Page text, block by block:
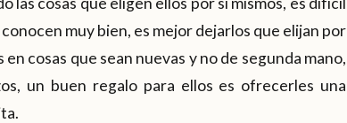
muy bien, es mejor dejarlos que elijan por
cosas que sean nuevas y no de segunda mano,
un buen regalo para ellos es ofrecerles una